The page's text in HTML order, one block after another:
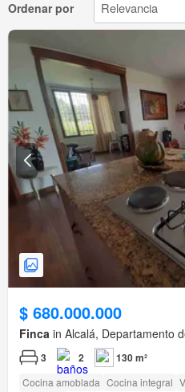
Ordenar por
$ 680.000.000
Finca in Alcalá, Departamento
3 2 130 m²
Cocina amoblada Cocina integral